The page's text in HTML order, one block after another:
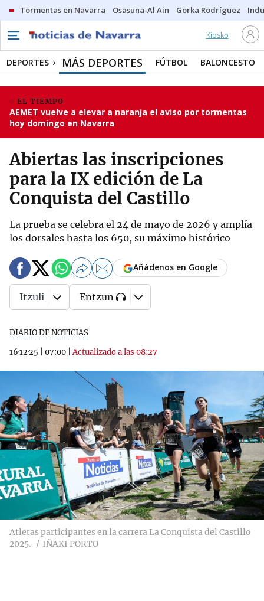
Tormentas en Navarra Osasuna-Al Ain Gorka Rodríguez
Kiosko
DEPORTES MÁS DEPORTES FÚTBOL BALONCESTO
EL TIEMPO
AEMET vuelve a elevar a naranja el aviso por tormentas
hoy domingo en Navarra
Abiertas las inscripciones
para la IX edición de La
Conquista del Castillo
La prueba se celebra el 24 de mayo de 2026 y amplía
los dorsales hasta los 650, su máximo histórico
DIARIO DE NOTICIAS
16·12·25
07:00 |Actualizado a las 08:27
Añádenos en Google
Itzuli Entzun
Atletas participantes en la carrera La Conquista del Castillo
2025.
IÑAKI PORTO